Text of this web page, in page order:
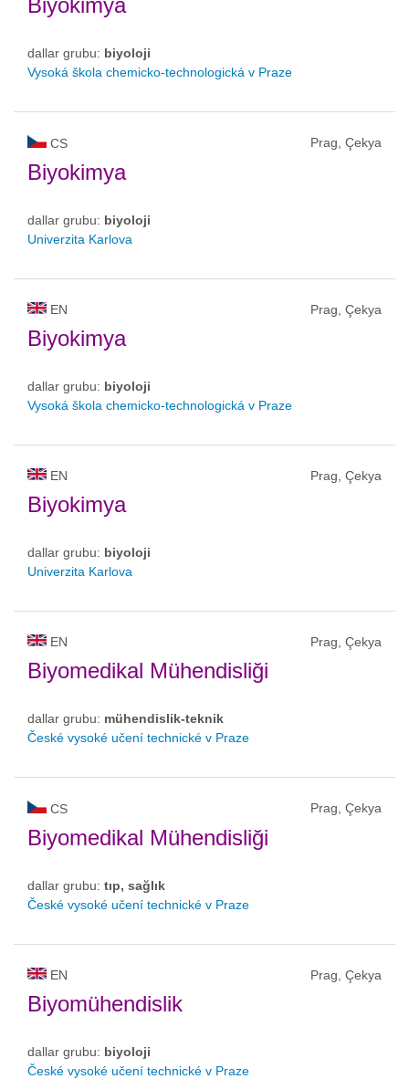
Biyokimya
dallar grubu: biyoloji
Vysoká škola chemicko-technologická v Praze
CS Prag, Çekya
Biyokimya
dallar grubu: biyoloji
Univerzita Karlova
EN Prag, Çekya
Biyokimya
dallar grubu: biyoloji
Vysoká škola chemicko-technologická v Praze
EN Prag, Çekya
Biyokimya
dallar grubu: biyoloji
Univerzita Karlova
EN Prag, Çekya
Biyomedikal Mühendisliği
dallar grubu: mühendislik-teknik
České vysoké učení technické v Praze
CS Prag, Çekya
Biyomedikal Mühendisliği
dallar grubu: tıp, sağlık
České vysoké učení technické v Praze
EN Prag, Çekya
Biyomühendislik
dallar grubu: biyoloji
České vysoké učení technické v Praze